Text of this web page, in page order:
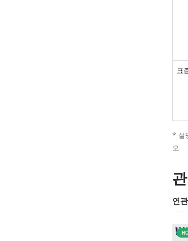
표
* 설
오.
연